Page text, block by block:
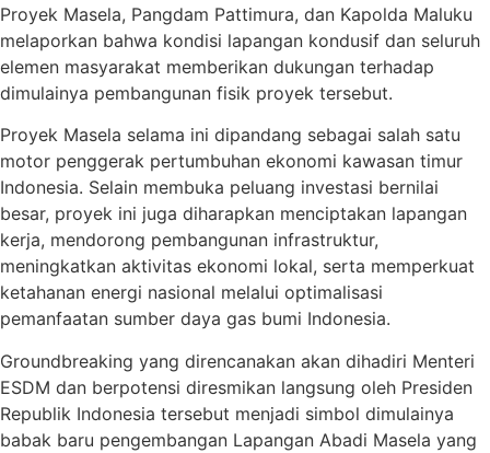
Proyek Masela, Pangdam Pattimura, dan Kapolda Maluku
melaporkan bahwa kondisi lapangan kondusif dan seluruh
elemen masyarakat memberikan dukungan terhadap
dimulainya pembangunan fisik proyek tersebut.
Proyek Masela selama ini dipandang sebagai salah satu
motor penggerak pertumbuhan ekonomi kawasan timur
Indonesia. Selain membuka peluang investasi bernilai
besar, proyek ini juga diharapkan menciptakan lapangan
kerja, mendorong pembangunan infrastruktur,
meningkatkan aktivitas ekonomi lokal, serta memperkuat
ketahanan energi nasional melalui optimalisasi
pemanfaatan sumber daya gas bumi Indonesia.
Groundbreaking yang direncanakan akan dihadiri Menteri
ESDM dan berpotensi diresmikan langsung oleh Presiden
Republik Indonesia tersebut menjadi simbol dimulainya
babak baru pengembangan Lapangan Abadi Masela yang